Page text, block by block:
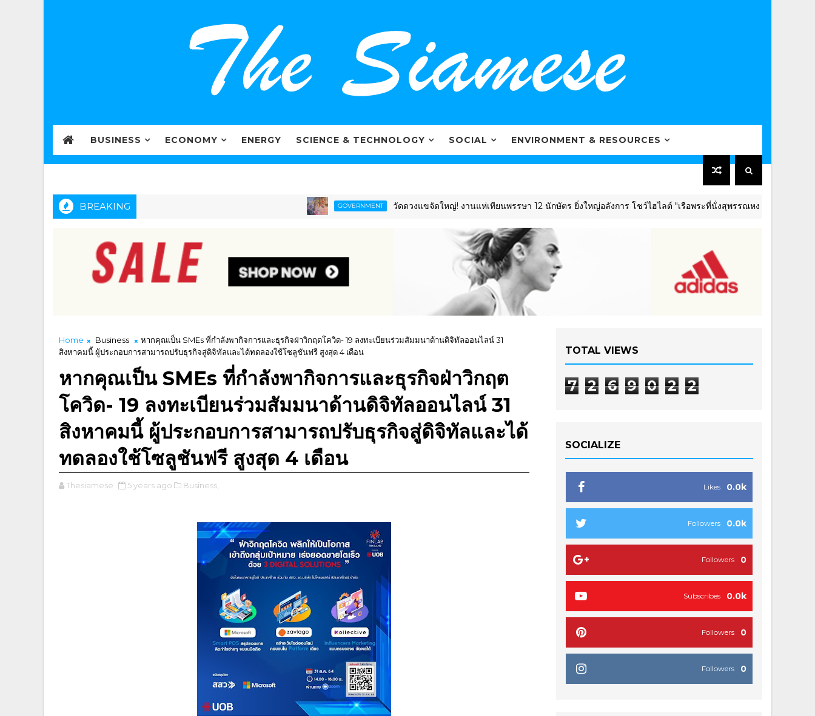
BUSINESS ECONOMY ENERGY SCIENCE & TECHNOLOGY SOCIAL ENVIRONMENT & RESOURCES
BREAKING GOVERNMENT วัดดวงแขจัดใหญ่! งานแห่เทียนพรรษา 12 นักษัตร ยิ่งใหญ่อลังการ โชว์ไฮไลต์ "เรือพระที่นั่งสุพรรณหงส์จากขวดพลาสติก" ผ
Home Business
หากคุณเป็น SMEs ที่กำลังพากิจการและธุรกิจฝ่าวิกฤตโควิด- 19 ลงทะเบียนร่วมสัมมนาด้านดิจิทัลออนไลน์ 31
สิงหาคมนี้ ผู้ประกอบการสามารถปรับธุรกิจสู่ดิจิทัลและได้ทดลองใช้โซลูชันฟรี สูงสุด 4 เดือน
หากคุณเป็น SMEs ที่กำลังพากิจการและธุรกิจฝ่าวิกฤต
โควิด- 19 ลงทะเบียนร่วมสัมมนาด้านดิจิทัลออนไลน์ 31
สิงหาคมนี้ ผู้ประกอบการสามารถปรับธุรกิจสู่ดิจิทัลและได้
ทดลองใช้โซลูชันฟรี สูงสุด 4 เดือน
Thesiamese 5 years ago Business,
TOTAL VIEWS
7 2 6 9 0 2 2
SOCIALIZE
0.0k
Likes
0.0k
Followers
0
Followers
0.0k
Subscribes
0
Followers
0
Followers